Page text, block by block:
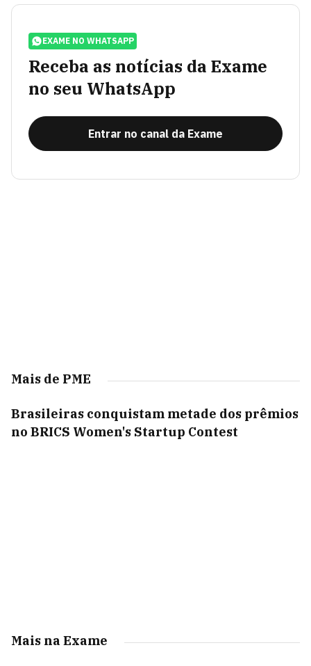
EXAME NO WHATSAPP
Receba as notícias da Exame
no seu WhatsApp
Entrar no canal da Exame
Mais de PME
Brasileiras conquistam metade dos prêmios
no BRICS Women's Startup Contest
Mais na Exame